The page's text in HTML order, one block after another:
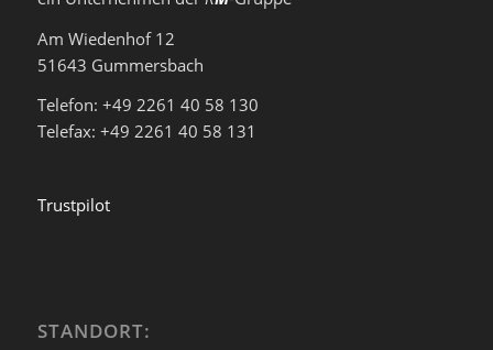
Am Wiedenhof 12
51643 Gummersbach
Telefon: +49 2261 40 58 130
Telefax: +49 2261 40 58 131
Trustpilot
STANDORT: